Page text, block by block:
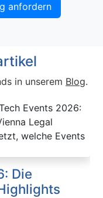
anfordern
in unserem Blog.
Die